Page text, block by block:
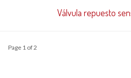
Válvula repuesto
Page 1 of 2